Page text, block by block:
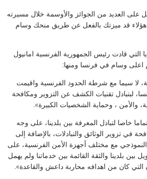
على العديد من الجوائز والأوسمة خلال مسيرته
هؤلاء قد ميزتك بالفعل عن طريق منحك وسام
التي قادت رئيس الجمهورية الفرنسية امانيول
اعلى وسام في فرنسا ومنها:
لا سيما مع شرطة الحدود الفرنسية واقيمت
لبتبادل تقنيات الكشف عن التزوير ومكافحة
والأمن ، وحماية الشخصيات الكبيرة».
خاصا لتبادل المعرفة بين بلدينا، على وجه
تزوير الوثائق والتبادلات، بالإضافة إلى
مع مختلف أجهزة الأمن الفرنسية، على
بين بلدينا والثقة القائمة بين خدماتنا ولم يهمل
التي كان من اهدافه محاربة داعش والقاعدة».